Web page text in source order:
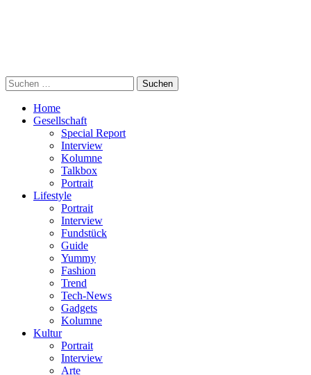
Suchen
nach:
Home
Gesellschaft
Special Report
Interview
Kolumne
Talkbox
Portrait
Lifestyle
Portrait
Interview
Fundstück
Guide
Yummy
Fashion
Trend
Tech-News
Gadgets
Kolumne
Kultur
Portrait
Interview
Arte